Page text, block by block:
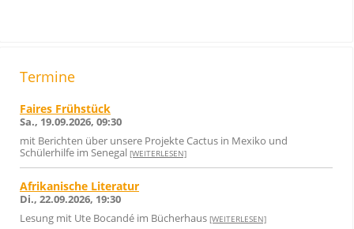
Termine
Faires Frühstück
Sa., 19.09.2026, 09:30
mit Berichten über unsere Projekte Cactus in Mexiko und
Schülerhilfe im Senegal [WEITERLESEN]
Afrikanische Literatur
Di., 22.09.2026, 19:30
Lesung mit Ute Bocandé im Bücherhaus [WEITERLESEN]